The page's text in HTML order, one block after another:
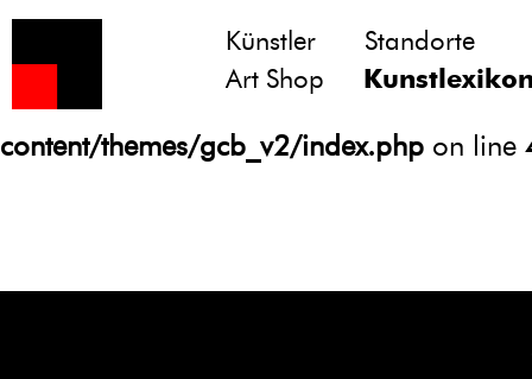
Notice
: Undefined variable: atts in
/homepages/21/d13550920/htdocs/
content/themes/gcb_v2/index.php on line
Künstler
Standorte
Art Shop